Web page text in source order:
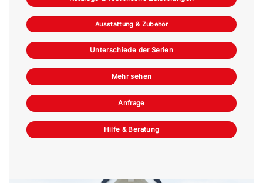
Ausstattung & Zubehör
Unterschiede der Serien
Mehr sehen
Anfrage
Hilfe & Beratung